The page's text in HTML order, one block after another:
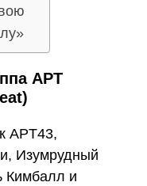
APT
APT43,
Изумрудный
Кимбалл и